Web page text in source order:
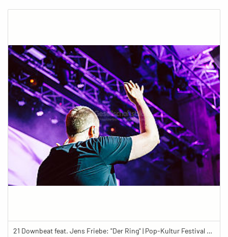
21 Downbeat feat. Jens Friebe: "Der Ring" | Pop-Kultur Festival 2019